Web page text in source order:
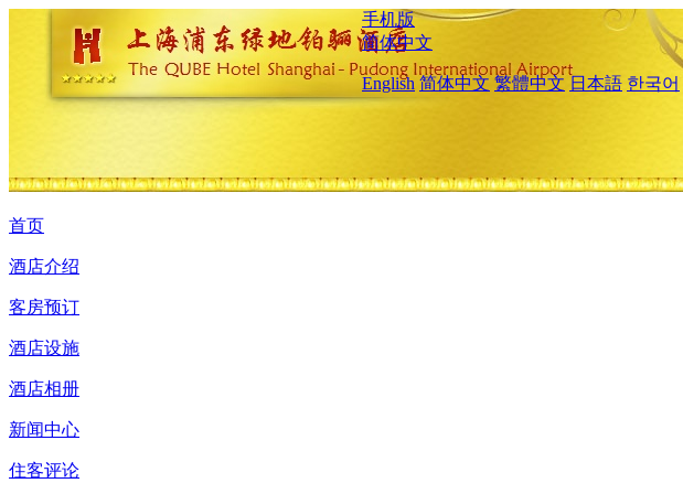
手机版
简体中文
English 简体中文 繁體中文 日本語 한국어
首页
酒店介绍
客房预订
酒店设施
酒店相册
新闻中心
住客评论